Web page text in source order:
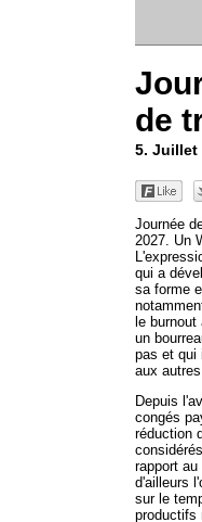
de
5. Juillet
Journée
2027. Un
qui a
sa forme
le
un
pas et qui
aux autres.
Depuis
congés
réduction
rapport
d'ailleurs
sur le
productifs